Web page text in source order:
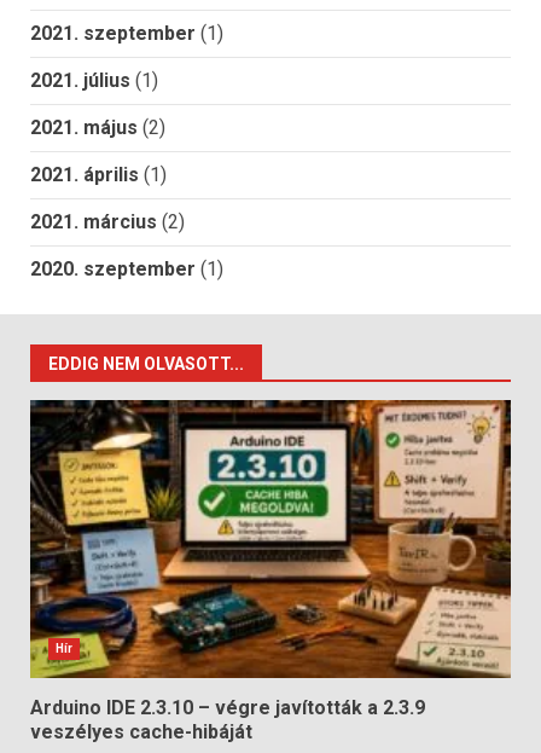
2021. szeptember (1)
2021. július (1)
2021. május (2)
2021. április (1)
2021. március (2)
2020. szeptember (1)
EDDIG NEM OLVASOTT...
Hír
Arduino IDE 2.3.10 – végre javították a 2.3.9
veszélyes cache-hibáját